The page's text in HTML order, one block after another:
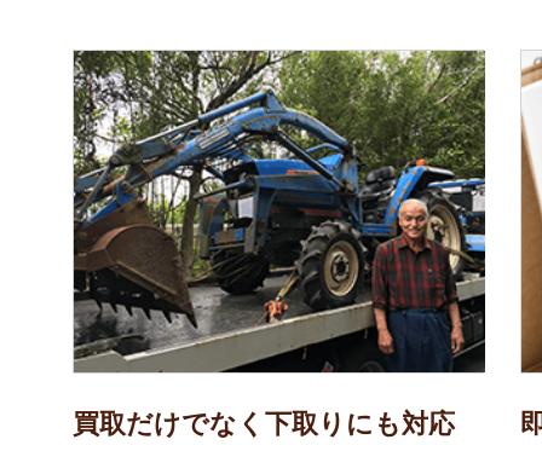
買取だけでなく下取りにも対応